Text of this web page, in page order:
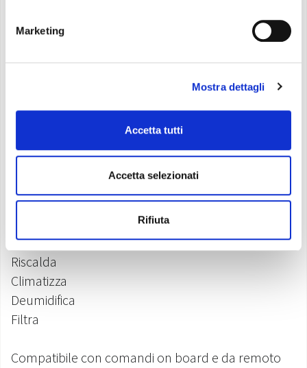
Marketing
Mostra dettagli
Accetta tutti
Accetta selezionati
Rifiuta
Compatto
5 modelli di potenza
Motore DC brushless
: pavimento / parete / soffitto*
*Necessari: kit bacinella frontale e kit piedini distanziali
Caratteristiche
Riscalda
Climatizza
Deumidifica
Filtra
Compatibile con comandi on board e da remoto